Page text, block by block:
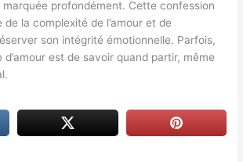
marquée profondément. Cette confession
la complexité de l’amour et de
son intégrité émotionnelle. Parfois,
est de savoir quand partir, même